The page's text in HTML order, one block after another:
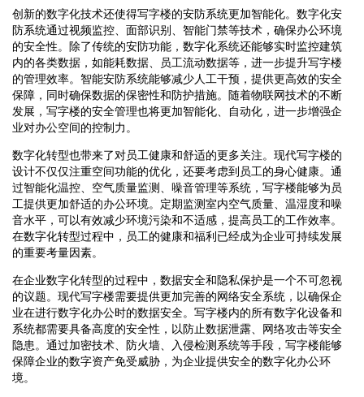
创新的数字化技术还使得写字楼的安防系统更加智能化。数字化安
防系统通过视频监控、面部识别、智能门禁等技术，确保办公环境
的安全性。除了传统的安防功能，数字化系统还能够实时监控建筑
内的各类数据，如能耗数据、员工流动数据等，进一步提升写字楼
的管理效率。智能安防系统能够减少人工干预，提供更高效的安全
保障，同时确保数据的保密性和防护措施。随着物联网技术的不断
发展，写字楼的安全管理也将更加智能化、自动化，进一步增强企
业对办公空间的控制力。
数字化转型也带来了对员工健康和舒适的更多关注。现代写字楼的
设计不仅仅注重空间功能的优化，还要考虑到员工的身心健康。通
过智能化温控、空气质量监测、噪音管理等系统，写字楼能够为员
工提供更加舒适的办公环境。定期监测室内空气质量、温湿度和噪
音水平，可以有效减少环境污染和不适感，提高员工的工作效率。
在数字化转型过程中，员工的健康和福利已经成为企业可持续发展
的重要考量因素。
在企业数字化转型的过程中，数据安全和隐私保护是一个不可忽视
的议题。现代写字楼需要提供更加完善的网络安全系统，以确保企
业在进行数字化办公时的数据安全。写字楼内的所有数字化设备和
系统都需要具备高度的安全性，以防止数据泄露、网络攻击等安全
隐患。通过加密技术、防火墙、入侵检测系统等手段，写字楼能够
保障企业的数字资产免受威胁，为企业提供安全的数字化办公环
境。